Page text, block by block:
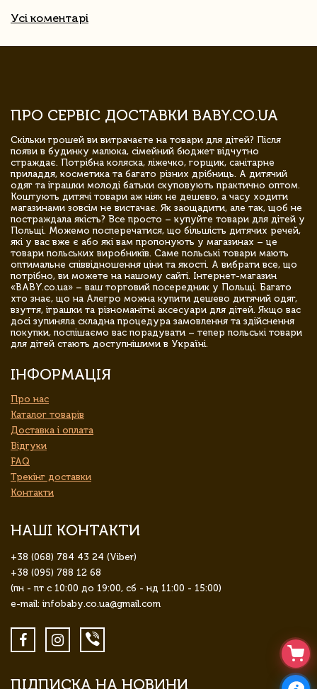
Усі коментарі
ПРО СЕРВІС ДОСТАВКИ BABY.CO.UA
Скільки грошей ви витрачаєте на товари для дітей? Після
появи в будинку малюка, сімейний бюджет відчутно
страждає. Потрібна коляска, ліжечко, горщик, санітарне
приладдя, косметика та багато різних дрібниць. А дитячий
одяг та іграшки молоді батьки скуповують практично оптом.
Коштують дитячі товари аж ніяк не дешево, а часу ходити
магазинами зовсім не вистачає. Як заощадити, але так, щоб не
постраждала якість? Все просто – купуйте товари для дітей у
Польщі. Можемо посперечатися, що більшість дитячих речей,
які у вас вже є або які вам пропонують у магазинах – це
товари польських виробників. Саме польські товари мають
оптимальне співвідношення ціни та якості. А вибрати все, що
потрібно, ви можете на нашому сайті. Інтернет-магазин
«BABY.co.ua» – ваш торговий посередник у Польщі. Багато
хто знає, що на Алегро можна купити дешево дитячий одяг,
взуття, іграшки та різноманітні аксесуари для дітей. Якщо вас
досі зупиняла складна процедура замовлення та здійснення
покупки, поспішаємо вас порадувати – тепер польські товари
для дітей стають доступнішими в Україні.
ІНФОРМАЦІЯ
Про нас
Каталог товарів
Доставка і оплата
Відгуки
FAQ
Трекінг доставки
Контакти
НАШІ КОНТАКТИ
+38 (068) 784 43 24 (Viber)
+38 (095) 788 12 68
(пн - пт с 10:00 до 19:00, сб - нд 11:00 - 15:00)
e-mail: infobaby.co.ua@gmail.com
ПІДПИСКА НА НОВИНИ